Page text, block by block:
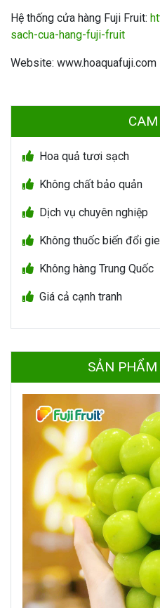
Hệ thống cửa hàng Fuji Fruit:
sach-cua-hang-fuji-fruit
Website: www.hoaquafuji.com
Hoa quả tươi sạch
Không chất bảo quản
Dịch vụ chuyên nghiệp
Không thuốc biến đổi
Không hàng Trung Quốc
Giá cả cạnh tranh
SẢN